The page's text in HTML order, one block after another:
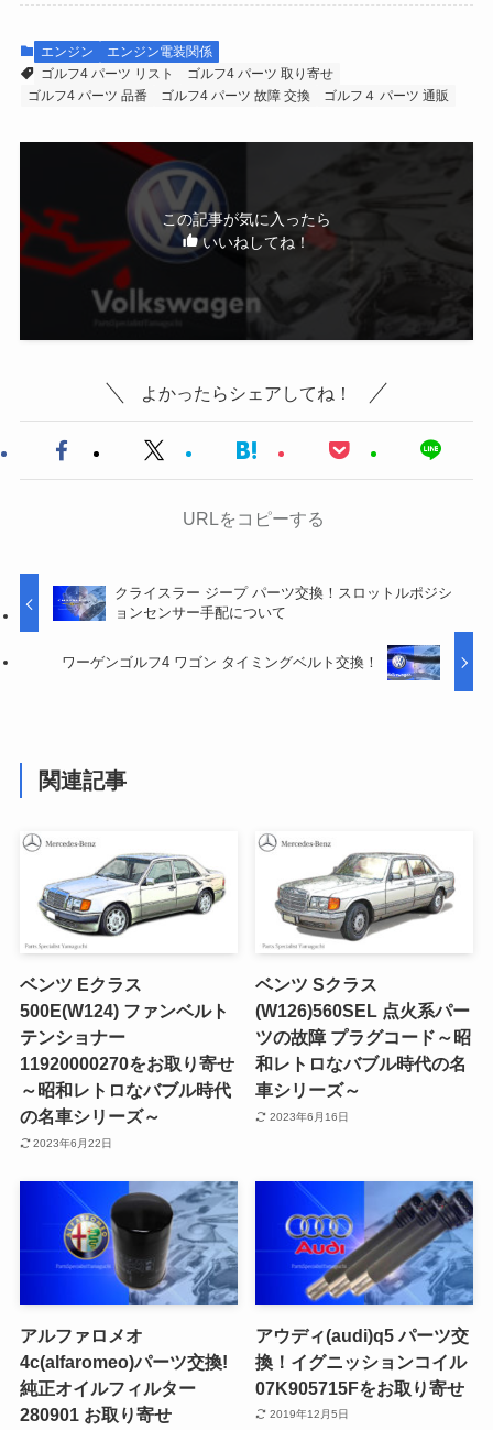
エンジン
エンジン電装関係
ゴルフ4 パーツ リスト
ゴルフ4 パーツ 取り寄せ
ゴルフ4 パーツ 品番
ゴルフ4 パーツ 故障 交換 ゴルフ４ パーツ 通販
この記事が気に入ったら
いいねしてね！
よかったらシェアしてね！
URLをコピーする
クライスラー ジープ パーツ交換！スロットルポジシ
ョンセンサー手配について
ワーゲンゴルフ4 ワゴン タイミングベルト交換！
関連記事
ベンツ Eクラス
500E(W124) ファンベルト
テンショナー
11920000270をお取り寄せ
～昭和レトロなバブル時代
の名車シリーズ～
2023年6月22日
ベンツ Sクラス
(W126)560SEL 点火系パー
ツの故障 プラグコード～昭
和レトロなバブル時代の名
車シリーズ～
2023年6月16日
アルファロメオ
4c(alfaromeo)パーツ交換!
純正オイルフィルター
280901 お取り寄せ
アウディ(audi)q5 パーツ交
換！イグニッションコイル
07K905715Fをお取り寄せ
2019年12月5日